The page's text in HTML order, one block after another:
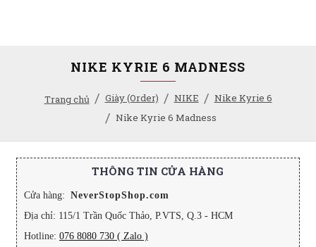
Trang chủ Giày (Order) NIKE
Nike Kyrie 6
Nike Kyrie 6 Madness
NIKE KYRIE 6 MADNESS
THÔNG TIN CỬA HÀNG
Cửa hàng: NeverStopShop.com
Địa chỉ: 115/1 Trần Quốc Thảo, P.VTS, Q.3 - HCM
Hotline: 076 8080 730 ( Zalo )